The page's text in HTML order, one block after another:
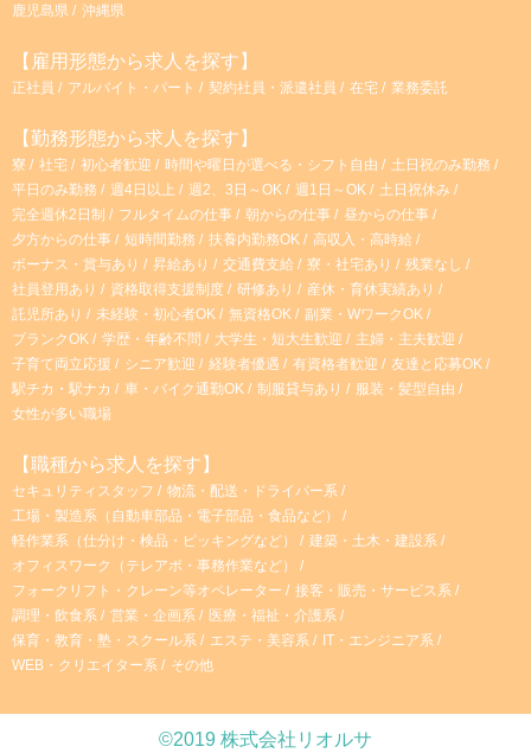
鹿児島県
沖縄県
【雇用形態から求人を探す】
正社員 アルバイト・パート 契約社員・派遣社員 在宅 業務委託
【勤務形態から求人を探す】
寮 社宅 初心者歓迎 時間や曜日が選べる・シフト自由
土日祝のみ勤務
平日のみ勤務
週4日以上 週2、3日～OK 週1日～OK
土日祝休み
完全週休2日制
フルタイムの仕事 朝からの仕事
昼からの仕事
夕方からの仕事
短時間勤務 扶養内勤務OK
高収入・高時給
ボーナス・賞与あり
昇給あり 交通費支給 寮・社宅あり
残業なし
社員登用あり
資格取得支援制度 研修あり
産休・育休実績あり
託児所あり
未経験・初心者OK 無資格OK
副業・WワークOK
ブランクOK
学歴・年齢不問 大学生・短大生歓迎
主婦・主夫歓迎
子育て両立応援
シニア歓迎 経験者優遇 有資格者歓迎
友達と応募OK
駅チカ・駅ナカ
車・バイク通勤OK 制服貸与あり
服装・髪型自由
女性が多い職場
【職種から求人を探す】
セキュリティスタッフ
物流・配送・ドライバー系
工場・製造系（自動車部品・電子部品・食品など）
軽作業系（仕分け・検品・ピッキングなど）
建築・土木・建設系
オフィスワーク（テレアポ・事務作業など）
フォークリフト・クレーン等オペレーター
接客・販売・サービス系
調理・飲食系
営業・企画系
医療・福祉・介護系
保育・教育・塾・スクール系
エステ・美容系
IT・エンジニア系
WEB・クリエイター系
その他
©2019 株式会社リオルサ